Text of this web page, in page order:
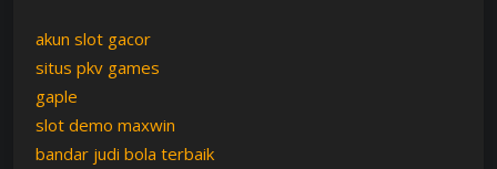
akun slot gacor
situs pkv games
gaple
slot demo maxwin
bandar judi bola terbaik